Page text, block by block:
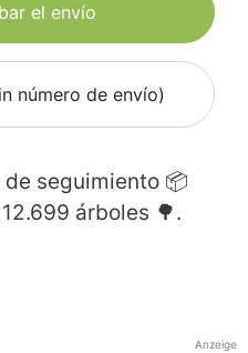
el envío
número de envío)
de seguimiento 📦
12.699 árboles 🌳.
Anzeige